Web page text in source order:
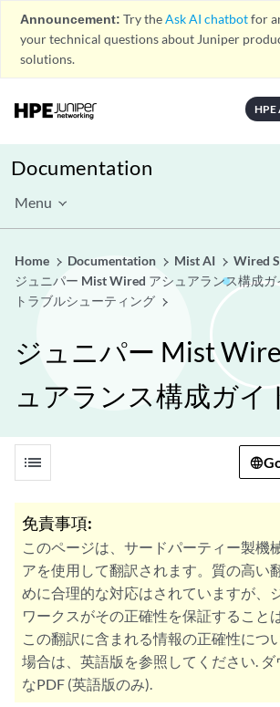
Announcement: Try theAsk AI chatbotfor
your technical questions about Juniper
solutions.
HPE
Documentation
Menu
Home Documentation Mist AI
Wired
ジュニパー Mist Wired アシュアランス構成ガ
トラブルシューティング
ジュニパー Mist
ュアランス構成ガイ
list
免責事項:
このページは、サードパーティー製機
アを使用して翻訳されます。質の高い
めに合理的な対応はされていますが、
ワークスがその正確性を保証すること
この翻訳に含まれる情報の正確性につ
場合は、英語版を参照してください.
なPDF (英語版のみ).